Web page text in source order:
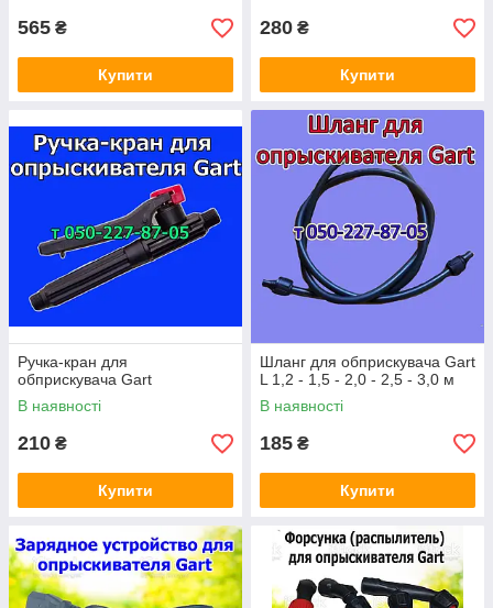
565 ₴
Купити
280 ₴
Купити
Ручка-кран для
обприскувача Gart
В наявності
210 ₴
Купити
Шланг для обприскувача Gart
L 1,2 - 1,5 - 2,0 - 2,5 - 3,0 м
В наявності
185 ₴
Купити